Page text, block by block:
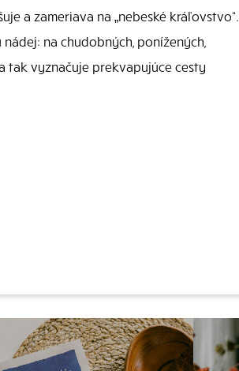
a zameriava na „nebeské kráľovstvo“.
na chudobných, ponížených,
tak vyznačuje prekvapujúce cesty